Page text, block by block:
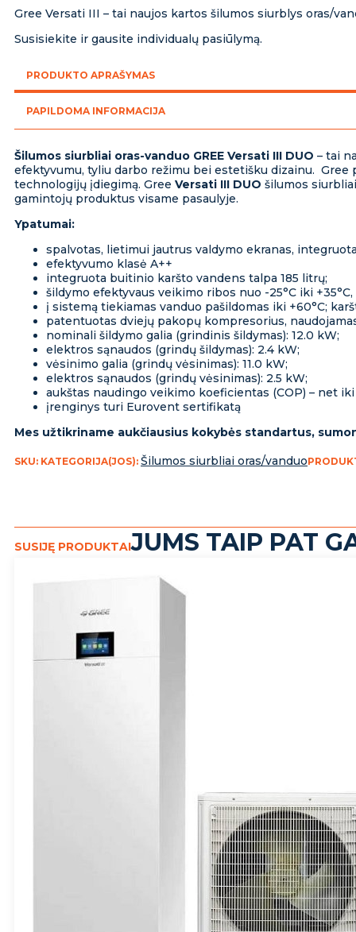
Gree Versati III – tai naujos kartos šilumos siurblys oras/
Susisiekite ir gausite individualų pasiūlymą.
PRODUKTO APRAŠYMAS
PAPILDOMA INFORMACIJA
Šilumos siurbliai oras-vanduo GREE Versati III DUO – tai
efektyvumu, tyliu darbo režimu bei estetišku dizainu.
technologijų įdiegimą. Gree Versati III DUO šilumos
gamintojų produktus visame pasaulyje.
Ypatumai:
spalvotas, lietimui jautrus valdymo ekranas,
efektyvumo klasė A++
integruota buitinio karšto vandens talpa 185 litrų;
šildymo efektyvaus veikimo ribos nuo -25°C iki
į sistemą tiekiamas vanduo pašildomas iki +60°C;
patentuotas dviejų pakopų kompresorius,
nominali šildymo galia (grindinis šildymas): 12.0 kW;
elektros sąnaudos (grindų šildymas): 2.4 kW;
vėsinimo galia (grindų vėsinimas): 11.0 kW;
elektros sąnaudos (grindų vėsinimas): 2.5 kW;
aukštas naudingo veikimo koeficientas (COP) – net iki
įrenginys turi Eurovent sertifikatą
Mes užtikriname aukčiausius kokybės standartus,
SKU: KATEGORIJA(JOS): Šilumos siurbliai oras/vanduo
SUSIJĘ PRODUKTAIJUMS TAIP PAT